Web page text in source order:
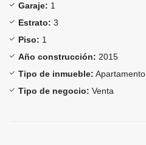
Garaje: 1
Estrato: 3
Piso: 1
Año construcción: 2015
Tipo de inmueble: Apartamento
Tipo de negocio: Venta